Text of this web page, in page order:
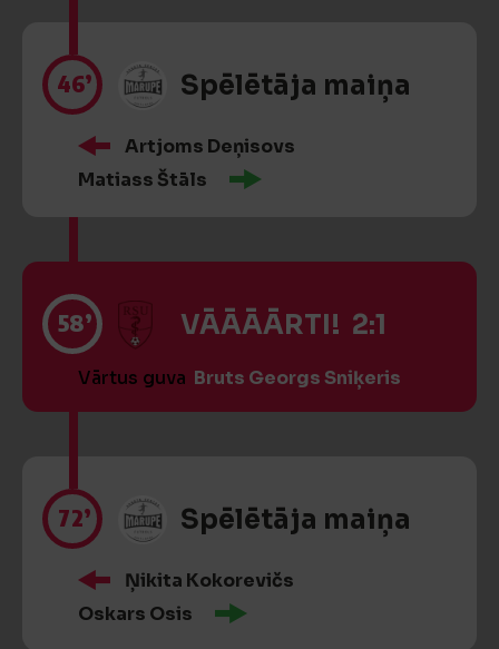
46’ Spēlētāja maiņa
Artjoms Deņisovs
Matiass Štāls
58’ VĀĀĀĀRTI! 2:1
Vārtus guva Bruts Georgs Sniķeris
72’ Spēlētāja maiņa
Ņikita Kokorevičs
Oskars Osis